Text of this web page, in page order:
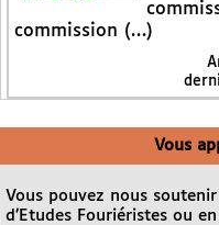
commission (…)
Vous
Vous pouvez nous
d’Etudes Fouriéristes ou